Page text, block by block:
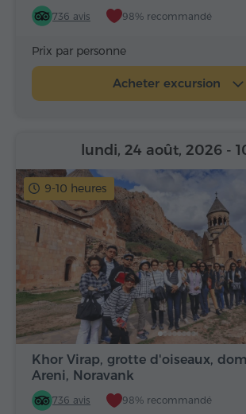
736 avis 98% recommandé
Prix par personne
Acheter excursion
9-10 heures
Khor Virap, grotte d'oiseaux,
Areni, Noravank
736 avis 98% recommandé
lundi, 24 août, 2026 -